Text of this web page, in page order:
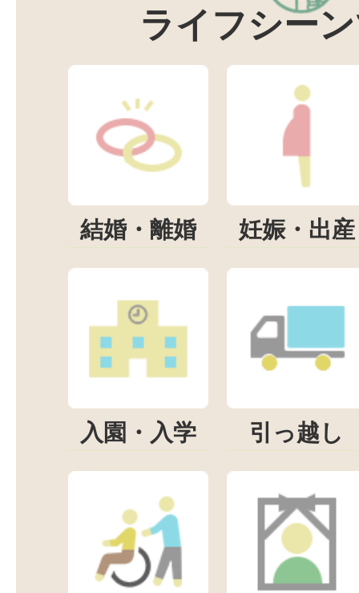
ライフシー
結婚・離婚 妊娠・出産
入園・入学 引っ越し